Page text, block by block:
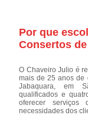
Por que
Consertos
O Chaveiro Julio é
mais de 25 anos de
Jabaquara, em
qualificados e
oferecer
necessidades dos